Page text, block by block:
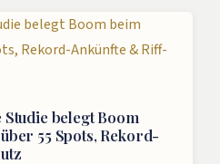
Studie belegt Boom
55 Spots, Rekord-